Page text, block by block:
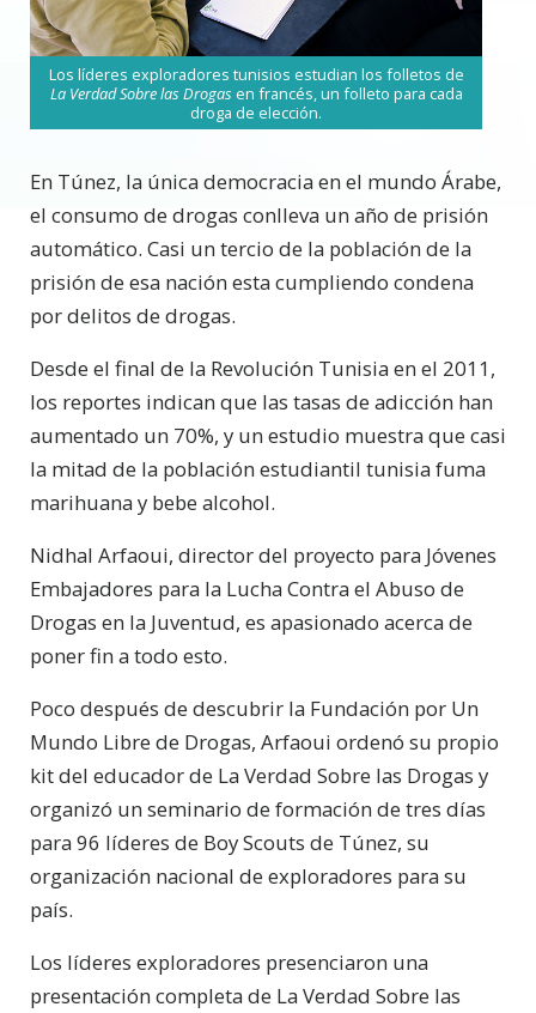
Los líderes exploradores tunisios estudian los folletos de
La Verdad Sobre las Drogas en francés, un folleto para cada
droga de elección.
En Túnez, la única democracia en el mundo Árabe,
el consumo de drogas conlleva un año de prisión
automático. Casi un tercio de la población de la
prisión de esa nación esta cumpliendo condena
por delitos de drogas.
Desde el final de la Revolución Tunisia en el 2011,
los reportes indican que las tasas de adicción han
aumentado un 70%, y un estudio muestra que casi
la mitad de la población estudiantil tunisia fuma
marihuana y bebe alcohol.
Nidhal Arfaoui, director del proyecto para Jóvenes
Embajadores para la Lucha Contra el Abuso de
Drogas en la Juventud, es apasionado acerca de
poner fin a todo esto.
Poco después de descubrir la Fundación por Un
Mundo Libre de Drogas, Arfaoui ordenó su propio
kit del educador de La Verdad Sobre las Drogas y
organizó un seminario de formación de tres días
para 96 líderes de Boy Scouts de Túnez, su
organización nacional de exploradores para su
país.
Los líderes exploradores presenciaron una
presentación completa de La Verdad Sobre las